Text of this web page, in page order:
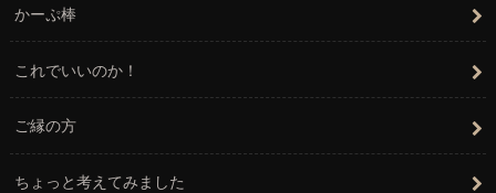
かーぷ棒
これでいいのか！
ご縁の方
ちょっと考えてみました